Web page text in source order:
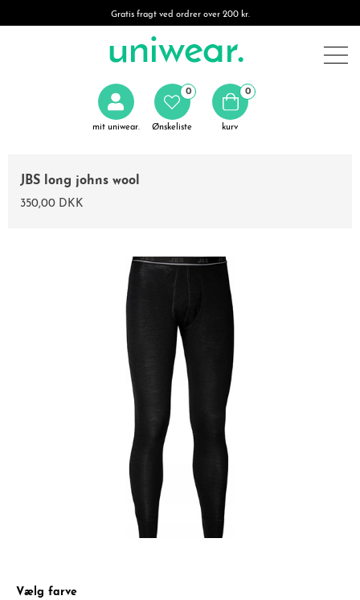
Gratis fragt ved ordrer over 200 kr.
mit uniwear. Ønskeliste
0 0
kurv
JBS long johns wool
350,00 DKK
Vælg farve